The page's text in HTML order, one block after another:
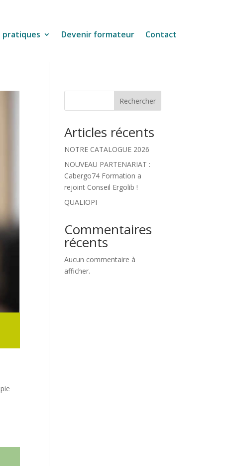
pratiques Devenir formateur Contact
Rechercher
Articles récents
NOTRE CATALOGUE 2026
NOUVEAU PARTENARIAT :
Cabergo74 Formation a
rejoint Conseil Ergolib !
QUALIOPI
Commentaires
récents
Aucun commentaire à
afficher.